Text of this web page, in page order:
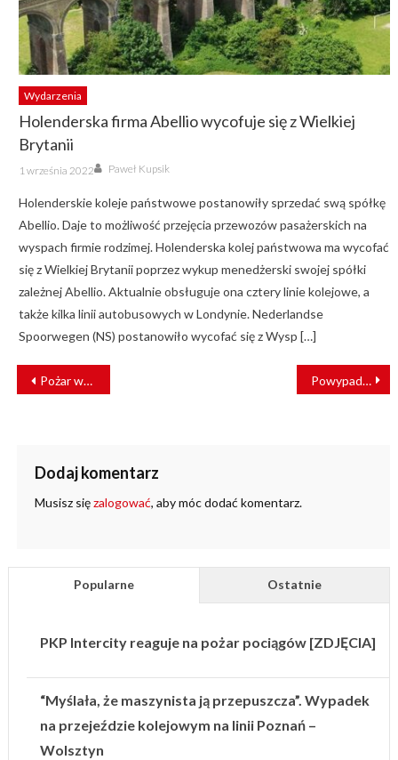
Wydarzenia
Holenderska firma Abellio wycofuje się z Wielkiej
Brytanii
Posted
on
1 września 2022 Author
Paweł Kupsik
Holenderskie koleje państwowe postanowiły sprzedać swą spółkę
Abellio. Daje to możliwość przejęcia przewozów pasażerskich na
wyspach firmie rodzimej. Holenderska kolej państwowa ma wycofać
się z Wielkiej Brytanii poprzez wykup menedżerski swojej spółki
zależnej Abellio. Aktualnie obsługuje ona cztery linie kolejowe, a
także kilka linii autobusowych w Londynie. Nederlandse
Spoorwegen (NS) postanowiło wycofać się z Wysp […]
NAWIGACJA
WPISU
Pożar wagonów kolejowych na terenie ZP PKP IC w Krakowie [ZDJĘCIA] Powypadkowy tramwaj wrócił do Szczecina
Dodaj komentarz
Musisz sięzalogować, aby móc dodać komentarz.
Popularne Ostatnie
PKP Intercity reaguje na pożar pociągów [ZDJĘCIA]
“Myślała, że maszynista ją przepuszcza”. Wypadek
na przejeździe kolejowym na linii Poznań –
Wolsztyn